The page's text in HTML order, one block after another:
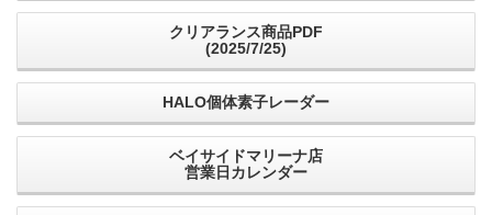
クリアランス商品PDF
(2025/7/25)
HALO個体素子レーダー
ベイサイドマリーナ店
営業日カレンダー